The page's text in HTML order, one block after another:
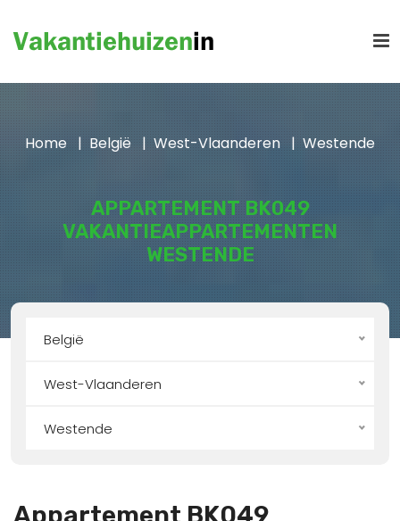
APPARTEMENT BK049
VAKANTIEAPPARTEMENTEN
WESTENDE
Home België West-Vlaanderen Westende
België
West-Vlaanderen
Westende